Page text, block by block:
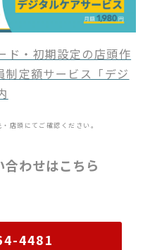
ド・初期設定の店頭作
定額サービス「デジ
店頭にてご確認ください。
わせはこちら
4481